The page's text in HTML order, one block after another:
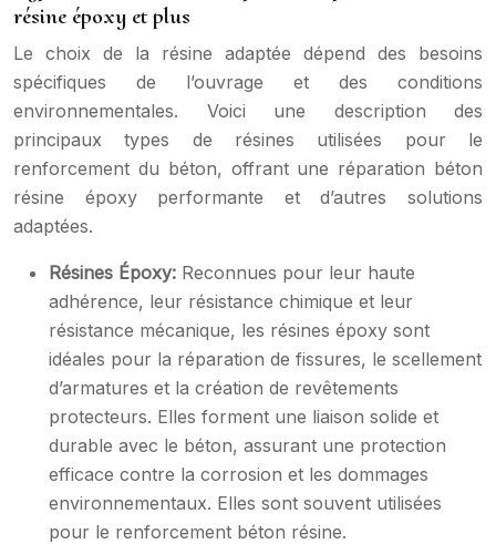
résine époxy et plus
Le choix de la résine adaptée dépend des besoins
spécifiques de l’ouvrage et des conditions
environnementales. Voici une description des
principaux types de résines utilisées pour le
renforcement du béton, offrant une réparation béton
résine époxy performante et d’autres solutions
adaptées.
Résines Époxy: Reconnues pour leur haute
adhérence, leur résistance chimique et leur
résistance mécanique, les résines époxy sont
idéales pour la réparation de fissures, le scellement
d’armatures et la création de revêtements
protecteurs. Elles forment une liaison solide et
durable avec le béton, assurant une protection
efficace contre la corrosion et les dommages
environnementaux. Elles sont souvent utilisées
pour le renforcement béton résine.